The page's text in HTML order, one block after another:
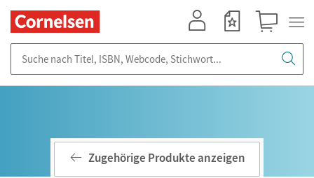
Zugehörige Produkte anzeigen